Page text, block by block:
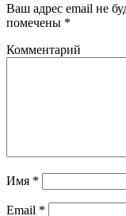
Ваш адрес email не
помечены *
Комментарий
Имя *
Email *